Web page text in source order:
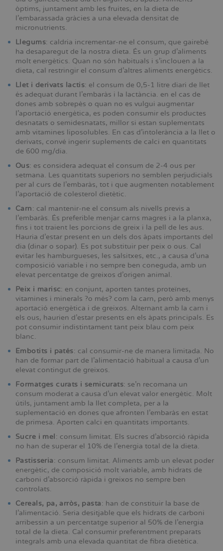
òptims, juntament amb les fruites, en la dieta de
l’embarassada gràcies a una elevada densitat de
micronutrients.
Llegums: caldria incrementar-ne el consum, que gairebé
ha desaparegut de la nostra dieta. És un grup d’aliments
molt energètics. Quan no són habituals i s’inclouen a la
dieta, cal restringir el consum d’altres aliments energètics.
Llet i derivats lactis: el consum de 0,5-1 litre diari de llet
és adequat durant l’embaràs i la lactància. en el cas de
dones amb sobrepès o quan no es vulgui augmentar
l’aportació energètica, es poden consumir els productes
desnatats o semidesnatats, millor si estan suplementats
amb vitamines liposolubles. En cas d’intolerància a la llet o
derivats, convé ingerir suplements de calci en quantitats
de 600 mg/dia.
Ous: es considera adequat el consum de 2-4 ous per
setmana. Les quantitats superiors no semblen perjudicials
per al curs de l’embaràs, tot i que augmenten notablement
l’aportació de colesterol dietètic.
Carn: cal mantenir-ne el consum als nivells previs a
l’embaràs. És preferible menjar carns magres i a la planxa,
fins i tot traient les porcions de greix i la pell de les aus.
Hauria d’estar present en un dels dos àpats importants del
dia (dinar o sopar). Es pot substituir per peix o ous. Cal
evitar les hamburgueses, les salsitxes, etc., a causa d’una
composició variable i no sempre ben coneguda, amb un
elevat percentatge de greixos d’origen animal.
Peix i marisc: en conjunt, aporten tantes proteïnes,
vitamines i minerals ?o més? com la carn, però amb menys
aportació energètica i de greixos. Alternant amb la carn i
els ous, haurien d’estar presents en els àpats principals. Es
pot consumir indistintament tant peix blau com peix
blanc.
Embotits i patés: cal consumir-ne de manera limitada. No
han de formar part de l’alimentació habitual a causa d’un
elevat contingut de greixos.
Formatges curats i semicurats: se’n recomana un
consum moderat a causa d’un elevat valor energètic. Molt
útils, juntament amb la llet completa, per a la
suplementació en dones que afronten l’embaràs en estat
de primesa. Aporten calci en quantitats importants.
Sucre i mel : consum limitat. Els sucres d’absorció ràpida
no han de superar el 10% de l’energia total de la dieta.
Pastisseria: consum limitat. Aliments amb un elevat poder
energètic, de composició molt variable, amb hidrats de
carboni d’absorció ràpida i greixos no sempre ben
controlats.
Cereals, pa, arròs, pasta: han de constituir la base de
l’alimentació. Seria desitjable que els hidrats de carboni
arribessin a un percentatge superior al 50% de l’energia
total de la dieta. Cal consumir preferentment preparats
integrals amb una elevada quantitat de fibra dietètica.